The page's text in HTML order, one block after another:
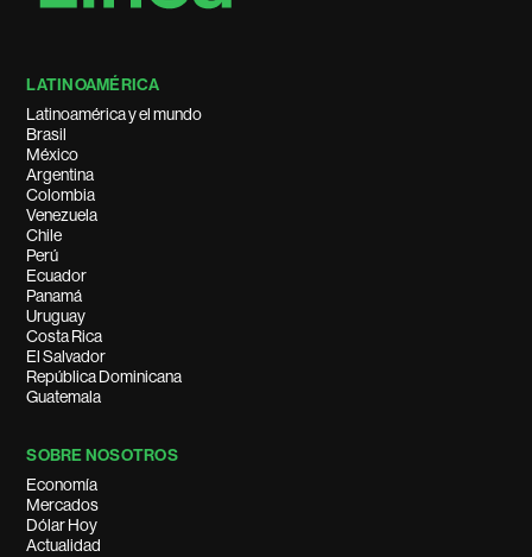
LATINOAMÉRICA
Latinoamérica y el mundo
Brasil
México
Argentina
Colombia
Venezuela
Chile
Perú
Ecuador
Panamá
Uruguay
Costa Rica
El Salvador
República Dominicana
Guatemala
SOBRE NOSOTROS
Economía
Mercados
Dólar Hoy
Actualidad